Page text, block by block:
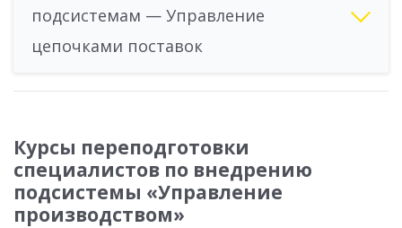
подсистемам — Управление
цепочками поставок
Курсы переподготовки
специалистов по внедрению
подсистемы «Управление
производством»